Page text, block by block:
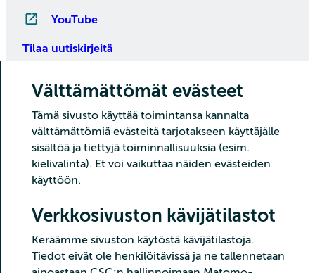
Välttämättömät evästeet
Tämä sivusto käyttää toimintansa kannalta
välttämättömiä evästeitä tarjotakseen käyttäjälle
sisältöä ja tiettyjä toiminnallisuuksia (esim.
kielivalinta). Et voi vaikuttaa näiden evästeiden
käyttöön.
Verkkosivuston kävijätilastot
Keräämme sivuston käytöstä kävijätilastoja.
Tiedot eivät ole henkilöitävissä ja ne tallennetaan
YouTube
Tilaa uutiskirjeitä
Copyright CSC – Tieteen tietotekniikan keskus Oy
Tietoturva Tietosuoja
Evästeet ja kävijätilastointi
Saavutettavuusseloste